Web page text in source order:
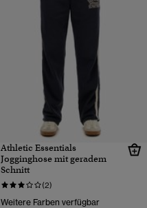
Athletic Essentials
Jogginghose mit geradem
Schnitt
(2)
Weitere Farben verfügbar